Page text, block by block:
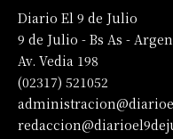
Diario El 9 de Julio
9 de Julio - Bs As -
Av. Vedia 198
(02317) 521052